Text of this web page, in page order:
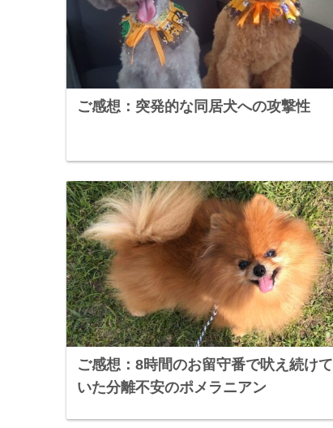
ご感想：突発的な同居犬への攻撃性
ご感想：8時間のお留守番で吠え続けて
いた分離不安のポメラニアン